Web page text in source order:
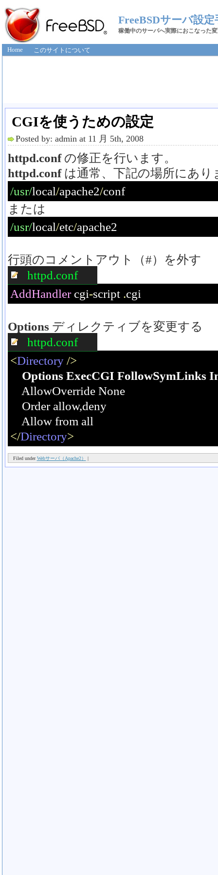
FreeBSDサーバ設定
稼働中のサーバへ実際におこなった
Home このサイトについて
CGIを使うための設定
Posted by: admin at 11 月 5th, 2008
httpd.confの修正を行います。
httpd.confは通常、下記の場所にあり
/usr/local/apache2/conf
または
/usr/local/etc/apache2
行頭のコメントアウト（#）を外す
httpd.conf
AddHandler cgi-script .cgi
Options ディレクティブを変更する
httpd.conf
<Directory />
Options ExecCGI FollowSymLinks
AllowOverride None
Order allow,deny
Allow from all
</Directory>
Filed underWebサーバ（Apache2）